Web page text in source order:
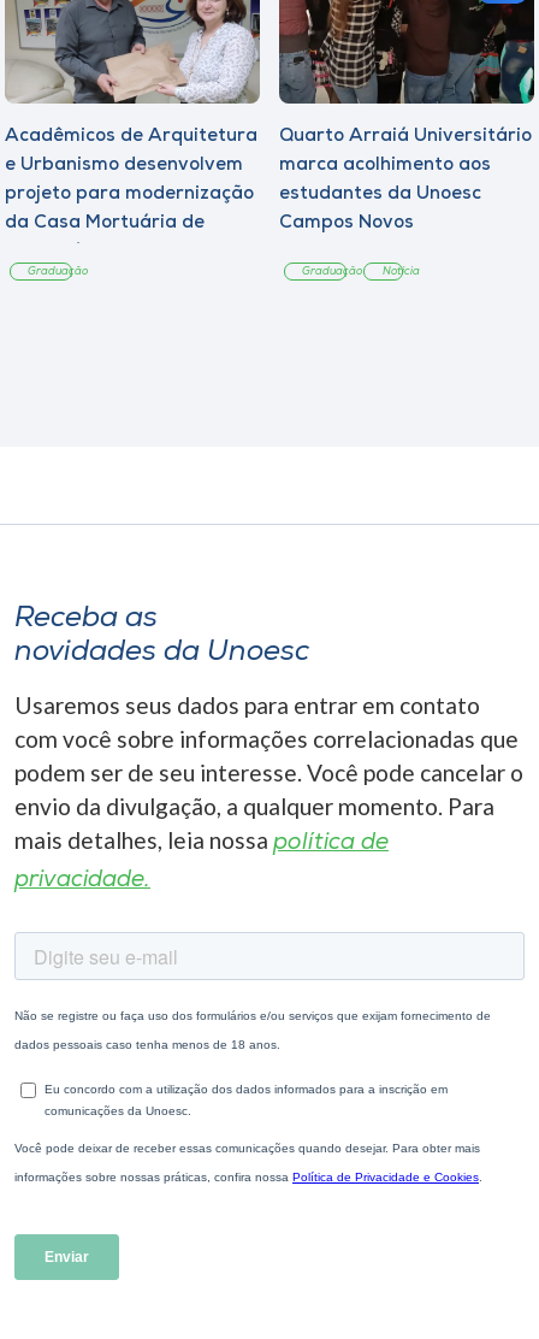
Acadêmicos de Arquitetura
e Urbanismo desenvolvem
projeto para modernização
da Casa Mortuária de
Graduação
Quarto Arraiá Universitário
marca acolhimento aos
estudantes da Unoesc
Campos Novos
Graduação Notícia
Receba as
novidades da Unoesc
Usaremos seus dados para entrar em contato
com você sobre informações correlacionadas que
podem ser de seu interesse. Você pode cancelar o
envio da divulgação, a qualquer momento. Para
mais detalhes, leia nossa política de
privacidade.